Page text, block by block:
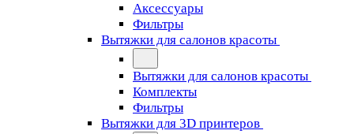
Аксессуары
Фильтры
Вытяжки для салонов красоты
Вытяжки для салонов красоты
Комплекты
Фильтры
Вытяжки для 3D принтеров